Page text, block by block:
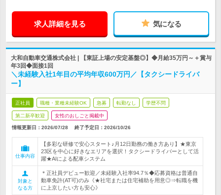
求人詳細を見る 気になる
大和自動車交通株式会社 | 【東証上場の安定基盤◎】◆月給35万円～＋賞与
年3回◆面接1回
＼未経験入社1年目の平均年収600万円／【タクシードライバ
ー】
正社員 職種・業種未経験OK 急募 転勤なし 学歴不問
第二新卒歓迎 女性のおしごと掲載中
情報更新日：2026/07/28 終了予定日： 2026/10/26
仕事内容
【多彩な研修で安心スタート♪月12日勤務の働き方あり】★東京
23区を中心に好きなエリアを選択！タクシードライバーとして活
躍★AIによる配車システム
対象と
なる方
＊正社員デビュー歓迎／未経験入社率94.7％◆応募資格は普通自
動車免許(AT可)のみ《★社宅または住宅補助を用意◎⇒転職を機
に上京したい方も安心》